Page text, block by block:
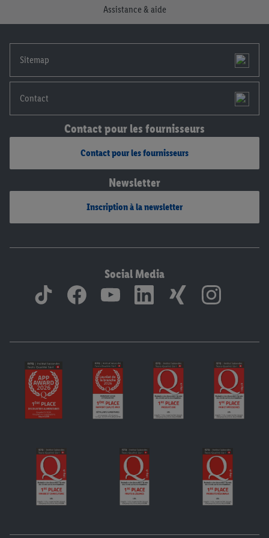
Assistance & aide
Sitemap
Contact
Contact pour les fournisseurs
Contact pour les fournisseurs
Newsletter
Inscription à la newsletter
Social Media
déclaration de confidentialité. Pour consulter les
mentions légales, c’est ici.